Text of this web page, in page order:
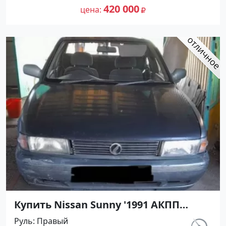
№27501 на сайте Авторынок23
цена 420 000
Купить Nissan Sunny '1991 АКПП
(1400/75 л.с.) Бензин инжектор
Руль Правый